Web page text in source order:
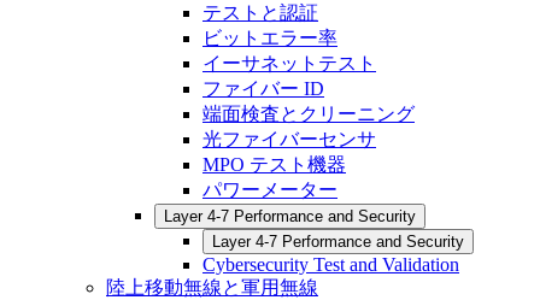
テストと認証
ビットエラー率
イーサネットテスト
ファイバー ID
端面検査とクリーニング
光ファイバーセンサ
MPO テスト機器
パワーメーター
Layer 4-7 Performance and Security
Layer 4-7 Performance and Security
Cybersecurity Test and Validation
陸上移動無線と軍用無線